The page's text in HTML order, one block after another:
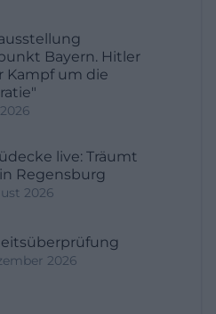
Bayern. Hitler
Kampf um die
live: Träumt
Regensburg
2026
2026